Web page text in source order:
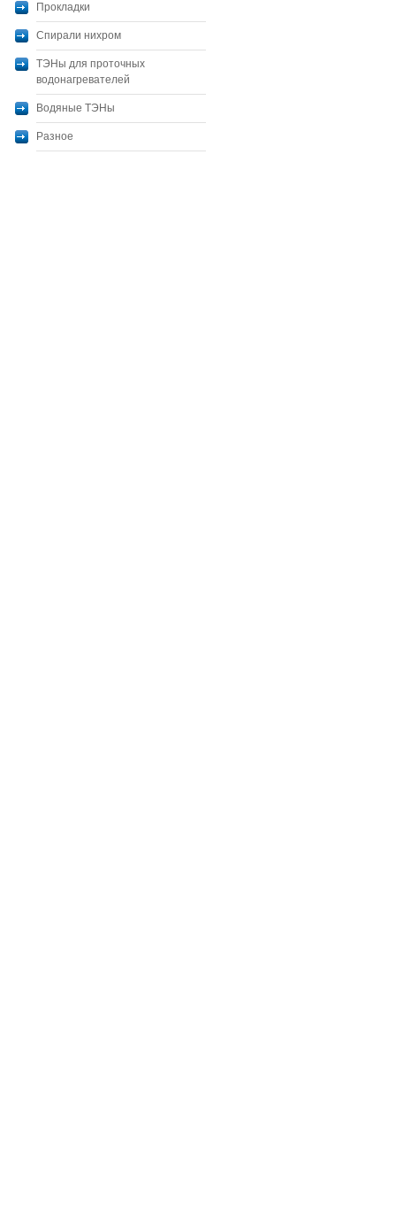
Прокладки
Спирали нихром
ТЭНы для проточных
водонагревателей
Водяные ТЭНы
Разное